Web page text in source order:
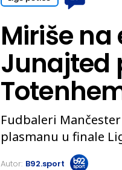
Miriše
Junajted
Fudbaleri
plasmanu u finale
Autor: B92.sport